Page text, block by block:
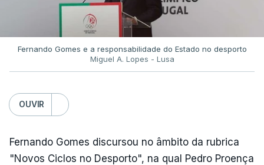
Fernando Gomes e a responsabilidade do Estado no desporto
Miguel A. Lopes - Lusa
OUVIR
Fernando Gomes discursou no âmbito da rubrica
"Novos Ciclos no Desporto", na qual Pedro Proença